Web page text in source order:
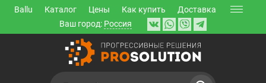
Ballu Каталог Цены Как купить
Доставка
Ваш город: Россия